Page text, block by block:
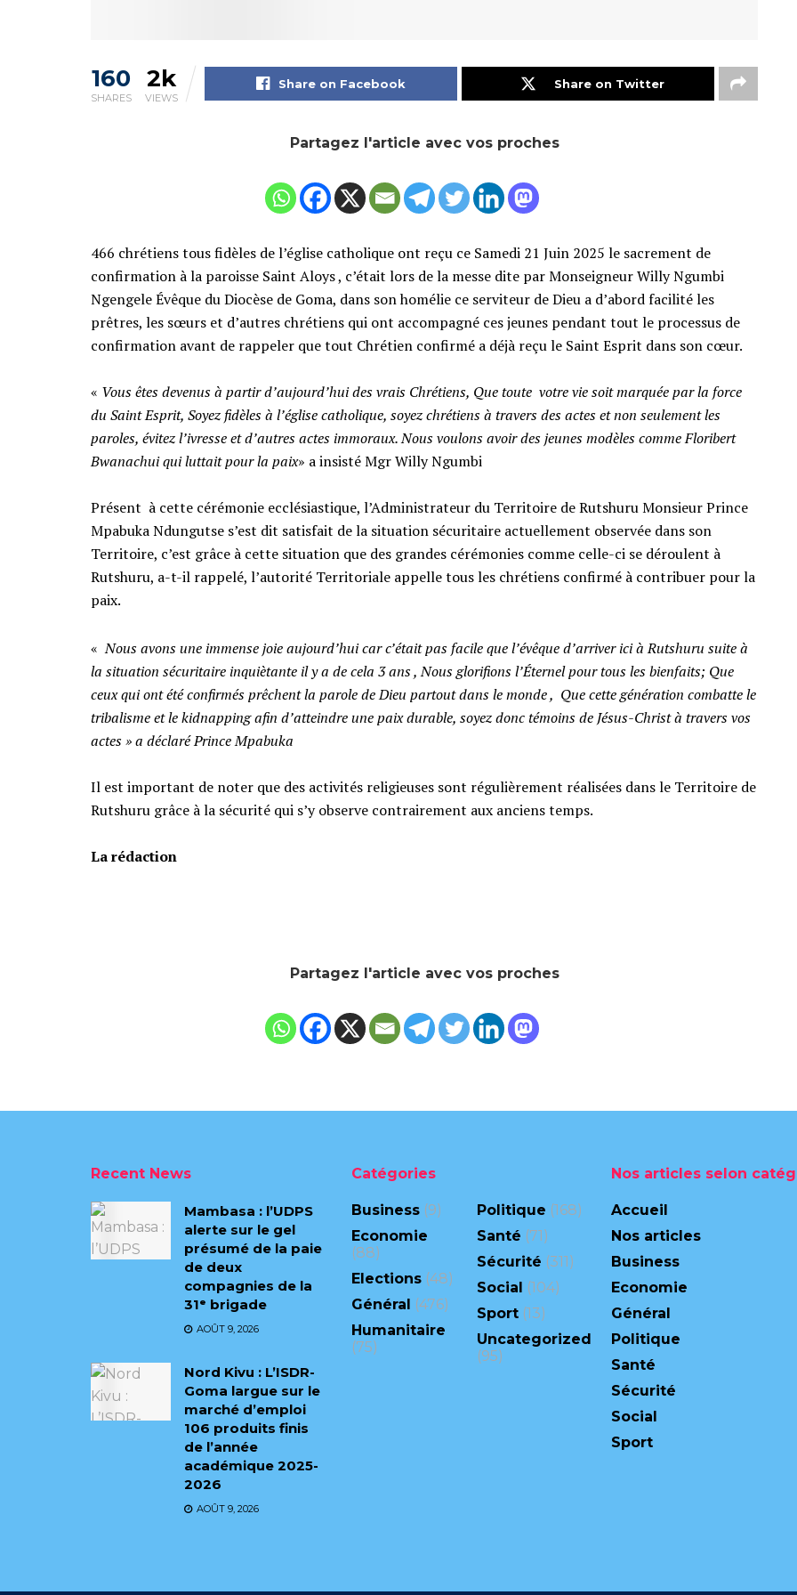
160
SHARES
2k
VIEWS
Share on Facebook Share on Twitter
Partagez l'article avec vos proches
466 chrétiens tous fidèles de l’église catholique ont reçu ce Samedi 21 Juin 2025 le sacrement de
confirmation à la paroisse Saint Aloys , c’était lors de la messe dite par Monseigneur Willy Ngumbi
Ngengele Évêque du Diocèse de Goma, dans son homélie ce serviteur de Dieu a d’abord facilité les
prêtres, les sœurs et d’autres chrétiens qui ont accompagné ces jeunes pendant tout le processus de
confirmation avant de rappeler que tout Chrétien confirmé a déjà reçu le Saint Esprit dans son cœur.
‎« Vous êtes devenus à partir d’aujourd’hui des vrais Chrétiens, Que toute votre vie soit marquée par la force
du Saint Esprit, Soyez fidèles à l’église catholique, soyez chrétiens à travers des actes et non seulement les
paroles, évitez l’ivresse et d’autres actes immoraux. Nous voulons avoir des jeunes modèles comme Floribert
Bwanachui qui luttait pour la paix» a insisté Mgr Willy Ngumbi
‎Présent à cette cérémonie ecclésiastique, l’Administrateur du Territoire de Rutshuru Monsieur Prince
Mpabuka Ndungutse s’est dit satisfait de la situation sécuritaire actuellement observée dans son
Territoire, c’est grâce à cette situation que des grandes cérémonies comme celle-ci se déroulent à
Rutshuru, a-t-il rappelé, l’autorité Territoriale appelle tous les chrétiens confirmé à contribuer pour la
paix.
«Nous avons une immense joie aujourd’hui car c’était pas facile que l’évêque d’arriver ici à Rutshuru suite à
la situation sécuritaire inquiètante il y a de cela 3 ans , Nous glorifions l’Éternel pour tous les bienfaits; Que
ceux qui ont été confirmés prêchent la parole de Dieu partout dans le monde , Que cette génération combatte le
tribalisme et le kidnapping afin d’atteindre une paix durable, soyez donc témoins de Jésus-Christ à travers vos
actes » a déclaré Prince Mpabuka
‎Il est important de noter que des activités religieuses sont régulièrement réalisées dans le Territoire de
Rutshuru grâce à la sécurité qui s’y observe contrairement aux anciens temps.
‎La rédaction
Partagez l'article avec vos proches
Recent News
Mambasa : l’UDPS
alerte sur le gel
présumé de la paie
de deux
compagnies de la
31ᵉ brigade
AOÛT 9, 2026
Nord Kivu : L’ISDR-
Goma largue sur le
marché d’emploi
106 produits finis
de l’année
académique 2025-
2026
AOÛT 9, 2026
Catégories
Business(9)
Economie
(88)
Elections(48)
Général
(476)
Humanitaire
(75)
Politique (168)
Santé (71)
Sécurité (311)
Social
(104)
Sport(13)
Uncategorized
(95)
Nos articles selon
Accueil
Nos articles
Business
Economie
Général
Politique
Santé
Sécurité
Social
Sport